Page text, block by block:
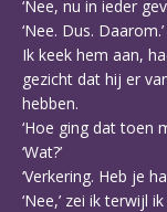
‘Nee, nu in ieder
‘Nee. Dus. Daarom.’
Ik keek hem aan,
gezicht dat hij er
hebben.
‘Hoe ging dat toen
‘Wat?’
‘Verkering. Heb je
‘Nee,’ zei ik terwijl